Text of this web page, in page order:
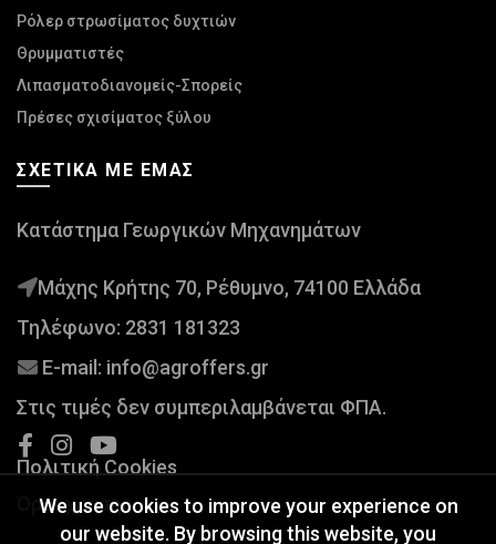
Ρόλερ στρωσίματος δυχτιών
Θρυμματιστές
Λιπασματοδιανομείς-Σπορείς
Πρέσες σχισίματος ξύλου
ΣΧΕΤΙΚΆ ΜΕ ΕΜΆΣ
Κατάστημα Γεωργικών Μηχανημάτων
Μάχης Κρήτης 70, Ρέθυμνο, 74100 Ελλάδα
Τηλέφωνο: 2831 181323
E-mail: info@agroffers.gr
Στις τιμές δεν συμπεριλαμβάνεται ΦΠΑ.
Πολιτική Cookies
Όροι χρήσης
We use cookies to improve your experience on
our website. By browsing this website, you